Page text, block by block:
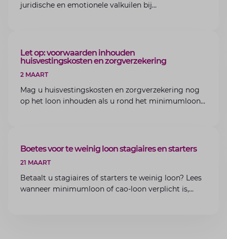
juridische en emotionele valkuilen bij
ARTIKEL
Let op: voorwaarden inhouden
huisvestingskosten en zorgverzekering
2 MAART
Mag u huisvestingskosten en zorgverzekering nog
op het loon inhouden als u rond het minimumloon
ARTIKEL
Boetes voor te weinig loon stagiaires en starters
21 MAART
Betaalt u stagiaires of starters te weinig loon? Lees
wanneer minimumloon of cao-loon verplicht is,